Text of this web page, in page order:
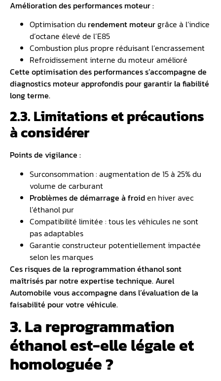
Amélioration des performances moteur :
Optimisation du rendement moteurgrâce à l’indice
d’octane élevé de l’E85
Combustion plus propre réduisant l’encrassement
Refroidissement interne du moteur amélioré
Cette optimisation des performances s’accompagne de
diagnostics moteur approfondis pour garantir la fiabilité
long terme.
2.3. Limitations et précautions
à considérer
Points de vigilance :
Surconsommation : augmentation de 15 à 25% du
volume de carburant
Problèmes de démarrage à froiden hiver avec
l’éthanol pur
Compatibilité limitée : tous les véhicules ne sont
pas adaptables
Garantie constructeur potentiellement impactée
selon les marques
Ces risques de la reprogrammation éthanol sont
maîtrisés par notre expertise technique. Aurel
Automobile vous accompagne dans l’évaluation de la
faisabilité pour votre véhicule.
3. La reprogrammation
éthanol est-elle légale et
homologuée ?